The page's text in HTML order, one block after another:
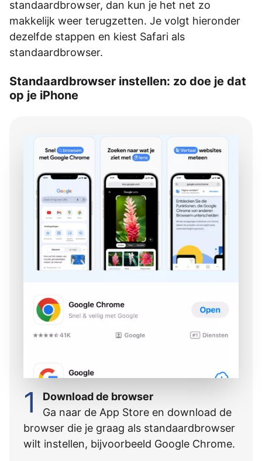
standaardbrowser, dan kun je het net zo
makkelijk weer terugzetten. Je volgt hieronder
dezelfde stappen en kiest Safari als
standaardbrowser.
Standaardbrowser instellen: zo doe je dat
op je iPhone
1
Download de browser
Ga naar de App Store en download de
browser die je graag als standaardbrowser
wilt instellen, bijvoorbeeld Google Chrome.